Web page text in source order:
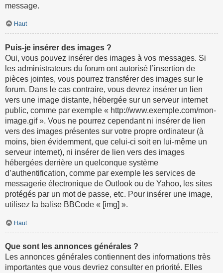
message.
Haut
Puis-je insérer des images ?
Oui, vous pouvez insérer des images à vos messages. Si
les administrateurs du forum ont autorisé l’insertion de
pièces jointes, vous pourrez transférer des images sur le
forum. Dans le cas contraire, vous devrez insérer un lien
vers une image distante, hébergée sur un serveur internet
public, comme par exemple « http://www.exemple.com/mon-
image.gif ». Vous ne pourrez cependant ni insérer de lien
vers des images présentes sur votre propre ordinateur (à
moins, bien évidemment, que celui-ci soit en lui-même un
serveur internet), ni insérer de lien vers des images
hébergées derrière un quelconque système
d’authentification, comme par exemple les services de
messagerie électronique de Outlook ou de Yahoo, les sites
protégés par un mot de passe, etc. Pour insérer une image,
utilisez la balise BBCode « [img] ».
Haut
Que sont les annonces générales ?
Les annonces générales contiennent des informations très
importantes que vous devriez consulter en priorité. Elles